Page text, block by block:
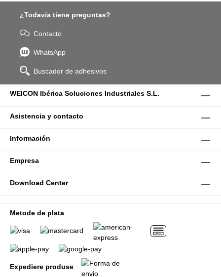
¿Todavía tiene preguntas?
Contacto
WhatsApp
Buscador de adhesivos
WEICON Ibérica Soluciones Industriales S.L.
Asistencia y contacto
Información
Empresa
Download Center
Metode de plata
Expediere produse